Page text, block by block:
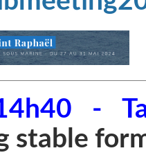
-
stable